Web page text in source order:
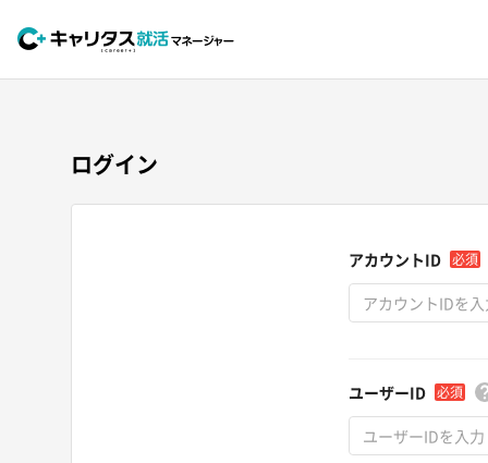
ログイン
アカウントID 必須
ユーザーID 必須